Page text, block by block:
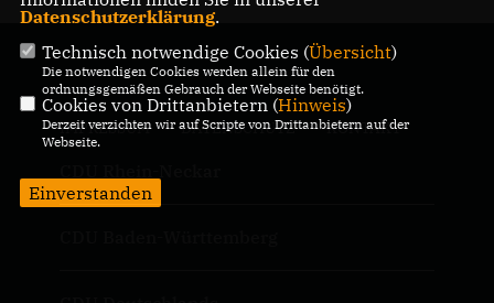
IMPRESSUM DATENSCHUTZ KONTAKT
Datenschutzerklärung.
Technisch notwendige Cookies (Übersicht)
Die notwendigen Cookies werden allein für den
ordnungsgemäßen Gebrauch der Webseite benötigt.
Cookies von Drittanbietern (Hinweis)
Derzeit verzichten wir auf Scripte von Drittanbietern auf der
Webseite.
Einverstanden